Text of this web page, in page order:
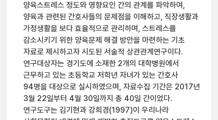
양육스트레스 정도와 영향요인 간의 관계를 파악하여,
양육과 관련된 간호사들의 문제점을 이해하고, 직장생활과
가정생활을 보다 효율적으로 관리하며, 스트레스를
감소시키기 위한 양육문제 해결 방안을 마련하는 기초
자료로 제시하고자 시도된 서술적 상관관계연구이다.
연구대상자는 경기도에 소재한 2개의 대학병원에서
근무하고 있는 초등학교 저학년 자녀가 있는 간호사
94명을 대상으로 실시하였으며, 자료수집 기간은 2017년
3월 22일부터 4월 30일까지 총 40일 간이었다.
연구도구는 김기현과 강희경(1997)이 우리나라